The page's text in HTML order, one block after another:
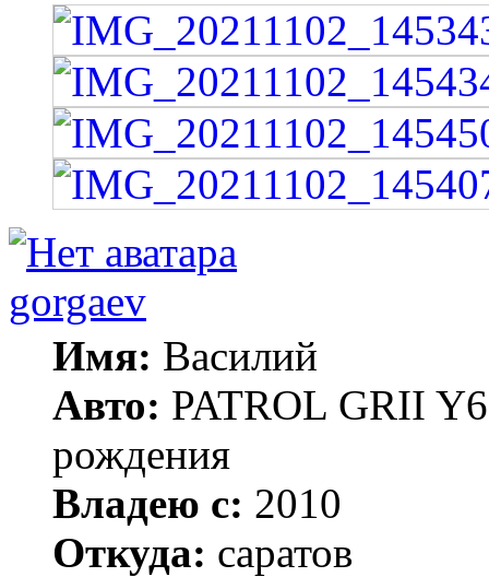
gorgaev
Имя: Василий
Авто: PATROL GRII
рождения
Владею с: 2010
Откуда: саратов